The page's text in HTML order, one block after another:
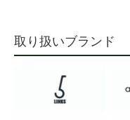
取り扱いブランド